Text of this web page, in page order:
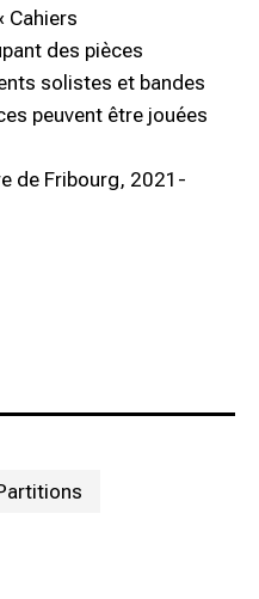
Cahiers
des pièces
solistes et bandes
peuvent être jouées
de Fribourg, 2021-